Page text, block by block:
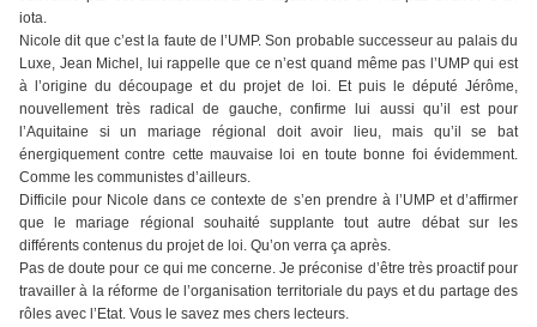
iota.
Nicole dit que c’est la faute de l’UMP. Son probable successeur au palais du
Luxe, Jean Michel, lui rappelle que ce n’est quand même pas l’UMP qui est
à l’origine du découpage et du projet de loi. Et puis le député Jérôme,
nouvellement très radical de gauche, confirme lui aussi qu’il est pour
l’Aquitaine si un mariage régional doit avoir lieu, mais qu’il se bat
énergiquement contre cette mauvaise loi en toute bonne foi évidemment.
Comme les communistes d’ailleurs.
Difficile pour Nicole dans ce contexte de s’en prendre à l’UMP et d’affirmer
que le mariage régional souhaité supplante tout autre débat sur les
différents contenus du projet de loi. Qu’on verra ça après.
Pas de doute pour ce qui me concerne. Je préconise d’être très proactif pour
travailler à la réforme de l’organisation territoriale du pays et du partage des
rôles avec l’Etat. Vous le savez mes chers lecteurs.